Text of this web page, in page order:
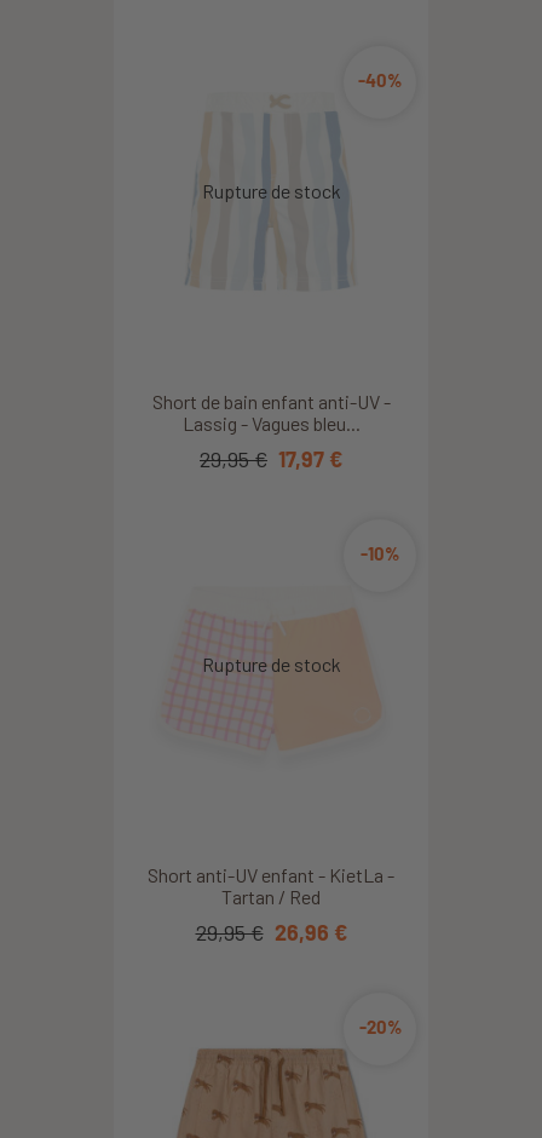
Short de bain enfant anti-UV -
Lassig - Vagues bleu...
-40%
29,95 € 17,97 €
Short anti-UV enfant - KietLa -
Tartan / Red
-10%
29,95 € 26,96 €
-20%